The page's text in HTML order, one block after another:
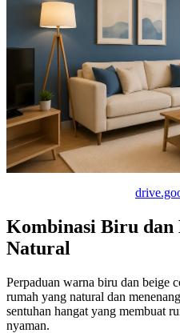
Kombinasi Biru dan
Natural
Perpaduan warna biru dan beige
rumah yang natural dan
sentuhan hangat yang membuat
nyaman.